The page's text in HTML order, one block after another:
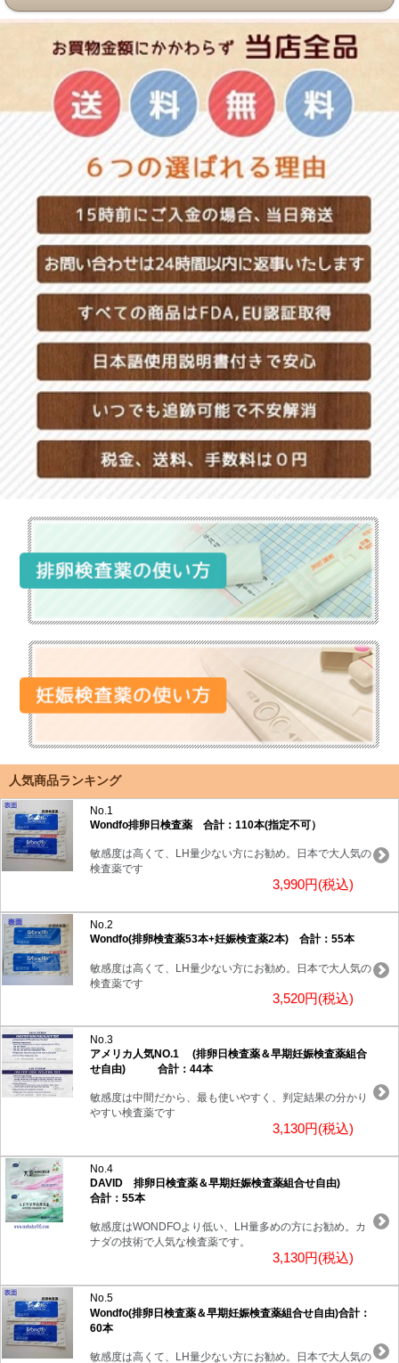
人気商品ランキング
No.1
Wondfo排卵日検査薬 合計：110本(指定不可）
敏感度は高くて、LH量少ない方にお勧め。日本で大人気の
検査薬です
3,990円(税込)
No.2
Wondfo(排卵検査薬53本+妊娠検査薬2本) 合計：55本
敏感度は高くて、LH量少ない方にお勧め。日本で大人気の
検査薬です
3,520円(税込)
No.3
アメリカ人気NO.1 (排卵日検査薬＆早期妊娠検査薬組合
せ自由) 合計：44本
敏感度は中間だから、最も使いやすく、判定結果の分かり
やすい検査薬です
3,130円(税込)
No.4
DAVID 排卵日検査薬＆早期妊娠検査薬組合せ自由)
合計：55本
敏感度はWONDFOより低い、LH量多めの方にお勧め。カ
ナダの技術で人気な検査薬です。
3,130円(税込)
No.5
Wondfo(排卵日検査薬＆早期妊娠検査薬組合せ自由)合計：
60本
敏感度は高くて、LH量少ない方にお勧め。日本で大人気の